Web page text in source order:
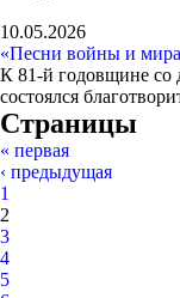
10.05.2026
«Песни войны и
К 81-й годовщине со
состоялся
Страницы
« первая
‹ предыдущая
1
2
3
4
5